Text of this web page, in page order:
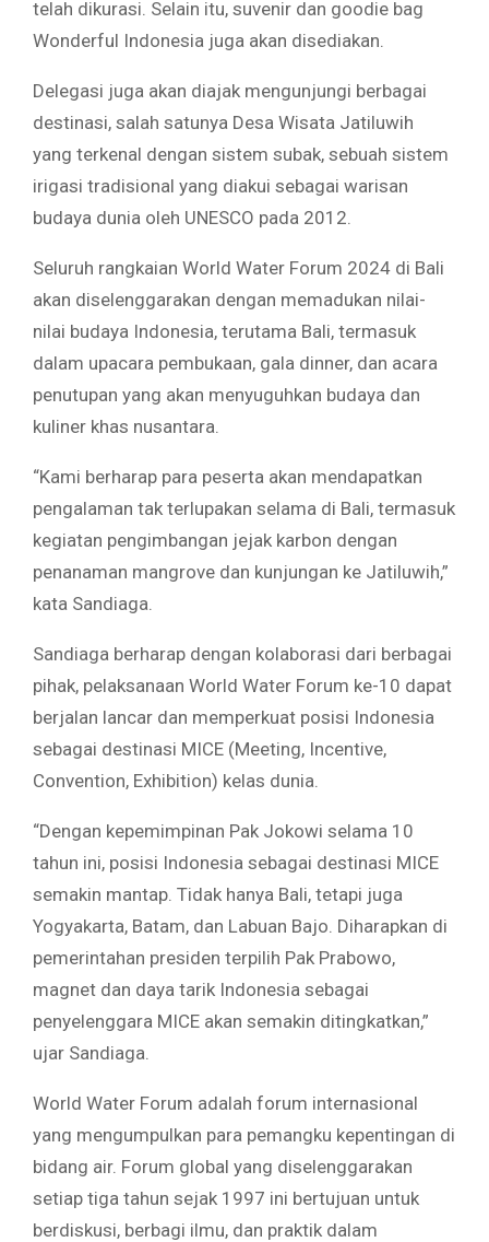
telah dikurasi. Selain itu, suvenir dan goodie bag
Wonderful Indonesia juga akan disediakan.
Delegasi juga akan diajak mengunjungi berbagai
destinasi, salah satunya Desa Wisata Jatiluwih
yang terkenal dengan sistem subak, sebuah sistem
irigasi tradisional yang diakui sebagai warisan
budaya dunia oleh UNESCO pada 2012.
Seluruh rangkaian World Water Forum 2024 di Bali
akan diselenggarakan dengan memadukan nilai-
nilai budaya Indonesia, terutama Bali, termasuk
dalam upacara pembukaan, gala dinner, dan acara
penutupan yang akan menyuguhkan budaya dan
kuliner khas nusantara.
“Kami berharap para peserta akan mendapatkan
pengalaman tak terlupakan selama di Bali, termasuk
kegiatan pengimbangan jejak karbon dengan
penanaman mangrove dan kunjungan ke Jatiluwih,”
kata Sandiaga.
Sandiaga berharap dengan kolaborasi dari berbagai
pihak, pelaksanaan World Water Forum ke-10 dapat
berjalan lancar dan memperkuat posisi Indonesia
sebagai destinasi MICE (Meeting, Incentive,
Convention, Exhibition) kelas dunia.
“Dengan kepemimpinan Pak Jokowi selama 10
tahun ini, posisi Indonesia sebagai destinasi MICE
semakin mantap. Tidak hanya Bali, tetapi juga
Yogyakarta, Batam, dan Labuan Bajo. Diharapkan di
pemerintahan presiden terpilih Pak Prabowo,
magnet dan daya tarik Indonesia sebagai
penyelenggara MICE akan semakin ditingkatkan,”
ujar Sandiaga.
World Water Forum adalah forum internasional
yang mengumpulkan para pemangku kepentingan di
bidang air. Forum global yang diselenggarakan
setiap tiga tahun sejak 1997 ini bertujuan untuk
berdiskusi, berbagi ilmu, dan praktik dalam